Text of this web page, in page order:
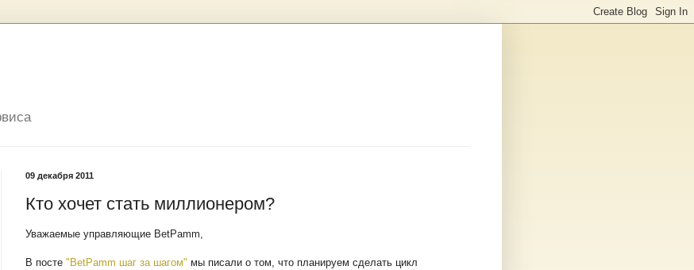
09 декабря 2011
Кто хочет стать миллионером?
Уважаемые управляющие BetPamm,
В посте "BetPamm шаг за шагом" мы писали о том, что планируем сделать цикл